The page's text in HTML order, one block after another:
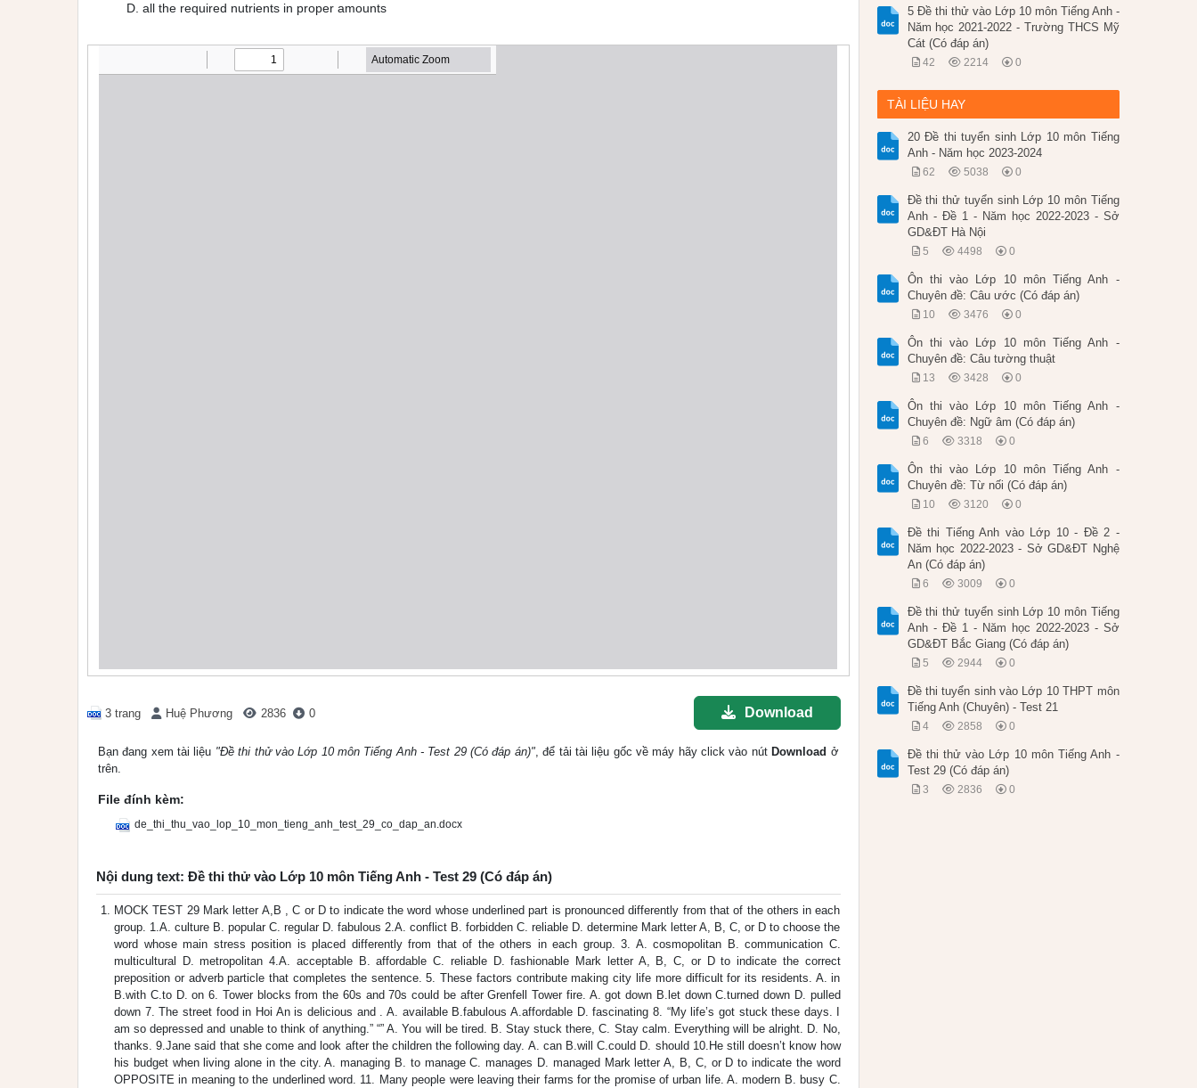
D. all the required nutrients in proper amounts
3 trang Huệ Phương 2836 0 Download
Bạn đang xem tài liệu "Đề thi thử vào Lớp 10 môn Tiếng Anh - Test 29 (Có đáp án)", để tải tài liệu gốc về máy hãy click vào nút Download ở
trên.
File đính kèm:
de_thi_thu_vao_lop_10_mon_tieng_anh_test_29_co_dap_an.docx
Nội dung text: Đề thi thử vào Lớp 10 môn Tiếng Anh - Test 29 (Có đáp án)
MOCK TEST 29 Mark letter A,B , C or D to indicate the word whose underlined part is pronounced differently from that of the others in each
group. 1.A. culture B. popular C. regular D. fabulous 2.A. conflict B. forbidden C. reliable D. determine Mark letter A, B, C, or D to choose the
word whose main stress position is placed differently from that of the others in each group. 3. A. cosmopolitan B. communication C.
multicultural D. metropolitan 4.A. acceptable B. affordable C. reliable D. fashionable Mark letter A, B, C, or D to indicate the correct
preposition or adverb particle that completes the sentence. 5. These factors contribute making city life more difficult for its residents. A. in
B.with C.to D. on 6. Tower blocks from the 60s and 70s could be after Grenfell Tower fire. A. got down B.let down C.turned down D. pulled
down 7. The street food in Hoi An is delicious and . A. available B.fabulous A.affordable D. fascinating 8. “My life’s got stuck these days. I
am so depressed and unable to think of anything.” “” A. You will be tired. B. Stay stuck there, C. Stay calm. Everything will be alright. D. No,
thanks. 9.Jane said that she come and look after the children the following day. A. can B.will C.could D. should 10.He still doesn’t know how
his budget when living alone in the city. A. managing B. to manage C. manages D. managed Mark letter A, B, C, or D to indicate the word
OPPOSITE in meaning to the underlined word. 11. Many people were leaving their farms for the promise of urban life. A. modern B. busy C.
5 Đề thi thử vào Lớp 10 môn Tiếng Anh -
Năm học 2021-2022 - Trường THCS Mỹ
Cát (Có đáp án)
42 2214 0
TÀI LIỆU HAY
20 Đề thi tuyển sinh Lớp 10 môn Tiếng
Anh - Năm học 2023-2024
62 5038 0
Đề thi thử tuyển sinh Lớp 10 môn Tiếng
Anh - Đề 1 - Năm học 2022-2023 - Sở
GD&ĐT Hà Nội
5 4498 0
Ôn thi vào Lớp 10 môn Tiếng Anh -
Chuyên đề: Câu ước (Có đáp án)
10 3476 0
Ôn thi vào Lớp 10 môn Tiếng Anh -
Chuyên đề: Câu tường thuật
13 3428 0
Ôn thi vào Lớp 10 môn Tiếng Anh -
Chuyên đề: Ngữ âm (Có đáp án)
6 3318 0
Ôn thi vào Lớp 10 môn Tiếng Anh -
Chuyên đề: Từ nối (Có đáp án)
10 3120 0
Đề thi Tiếng Anh vào Lớp 10 - Đề 2 -
Năm học 2022-2023 - Sở GD&ĐT Nghệ
An (Có đáp án)
6 3009 0
Đề thi thử tuyển sinh Lớp 10 môn Tiếng
Anh - Đề 1 - Năm học 2022-2023 - Sở
GD&ĐT Bắc Giang (Có đáp án)
5 2944 0
Đề thi tuyển sinh vào Lớp 10 THPT môn
Tiếng Anh (Chuyên) - Test 21
4 2858 0
Đề thi thử vào Lớp 10 môn Tiếng Anh -
Test 29 (Có đáp án)
3 2836 0